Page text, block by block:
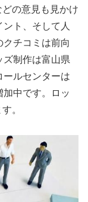
の意見も見かけ
ト、そして人
チコミは前向
ズ制作は富山県
ールセンターは
中です。ロッ
。